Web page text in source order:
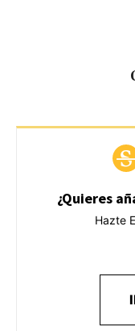
¿Quieres
Hazte